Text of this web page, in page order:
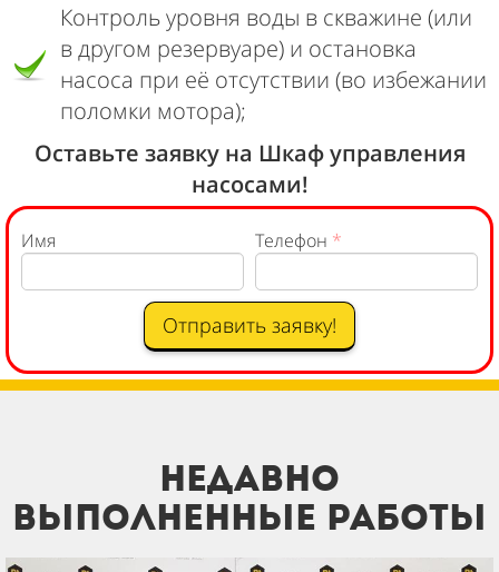
Контроль уровня воды в скважине (или
в другом резервуаре) и остановка
насоса при её отсутствии (во избежании
поломки мотора);
Оставьте заявку на Шкаф управления
насосами!
Имя Телефон *
Отправить заявку!
Недавно
выполненные работы